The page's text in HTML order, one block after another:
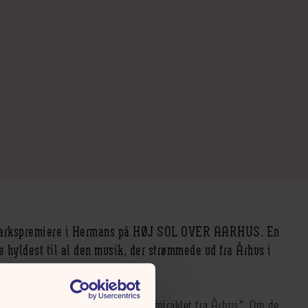
i Hermans på HØJ SOL OVER AARHUS. En
til al den musik, der strømmede ud fra Århus i